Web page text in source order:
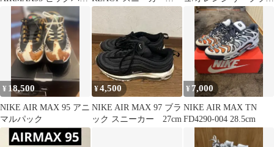
ル ブラック/サファイア
26.5
ス ナイキ NIKE
¥ 18,500
NIKE AIR MAX 95 アニ
マルパック
¥4,500
NIKE AIR MAX 97 ブラ
ック スニーカー 27cm
¥ 7,000
NIKE AIR MAX TN
FD4290-004 28.5cm